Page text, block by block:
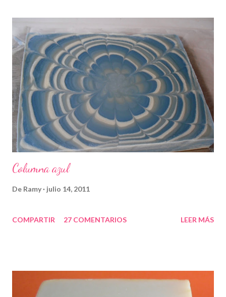
Columna azul
De Ramy julio 14, 2011
COMPARTIR 27 COMENTARIOS LEER MÁS